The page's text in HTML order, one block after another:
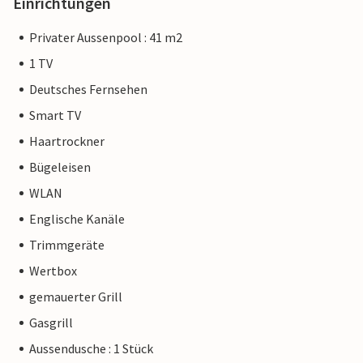
Privater Aussenpool : 41 m2
1 TV
Deutsches Fernsehen
Smart TV
Haartrockner
Bügeleisen
WLAN
Englische Kanäle
Trimmgeräte
Wertbox
gemauerter Grill
Gasgrill
Aussendusche : 1 Stück